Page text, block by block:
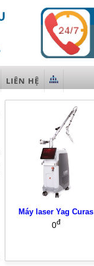
LIÊN HỆ
Máy laser Yag Curas
0đ